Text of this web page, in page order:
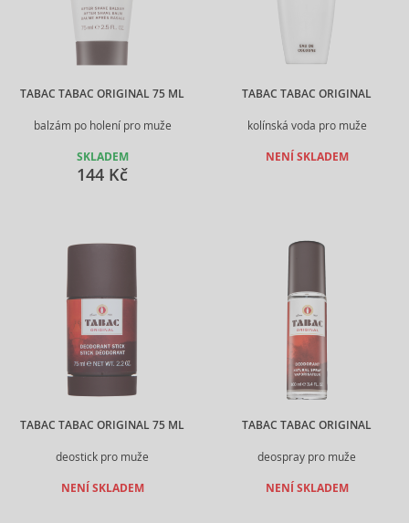
TABAC TABAC ORIGINAL 75 ML
balzám po holení pro muže
SKLADEM
144 Kč
TABAC TABAC ORIGINAL
kolínská voda pro muže
NENÍ SKLADEM
TABAC TABAC ORIGINAL 75 ML
deostick pro muže
NENÍ SKLADEM
TABAC TABAC ORIGINAL
deospray pro muže
NENÍ SKLADEM